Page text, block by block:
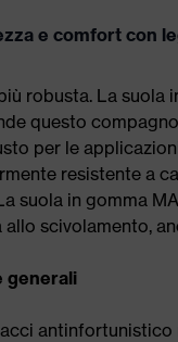
e comfort con
robusta. La suola
questo
per le
resistente a
suola in gomma
scivolamento,
generali
antinfortunistico